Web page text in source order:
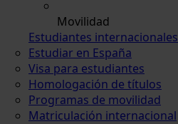
Movilidad
Estudiantes internacionales
Estudiar en España
Visa para estudiantes
Homologación de títulos
Programas de movilidad
Matriculación internacional